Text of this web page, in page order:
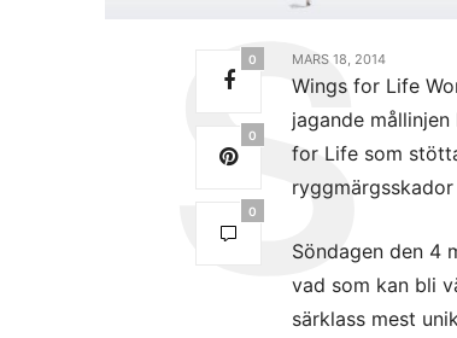
0
0
0
MARS 18, 2014
Wings for Life
jagande
for Life som
Söndagen den 4
vad som kan bli
särklass mest